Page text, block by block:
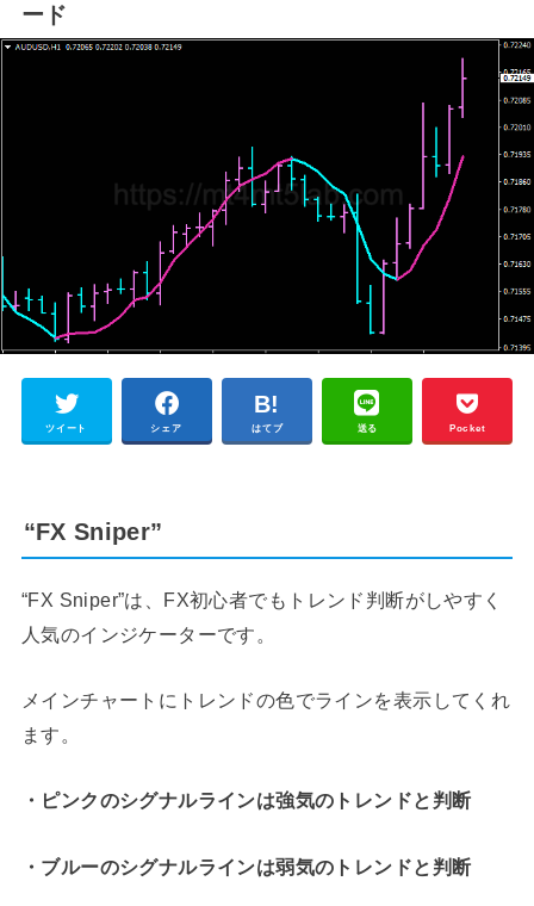
ード
ツイート シェア はてブ 送る Pocket
“FX Sniper”
“FX Sniper”は、FX初心者でもトレンド判断がしやすく
人気のインジケーターです。
メインチャートにトレンドの色でラインを表示してくれ
ます。
・ピンクのシグナルラインは強気のトレンドと判断
・ブルーのシグナルラインは弱気のトレンドと判断